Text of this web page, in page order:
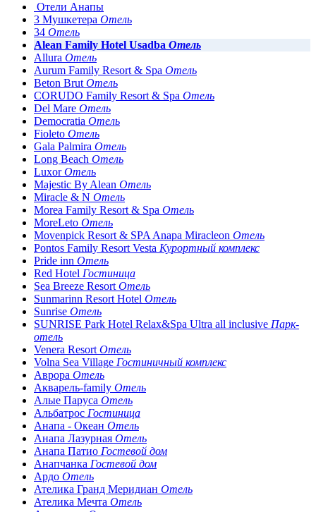
Отели Анапы
3 Мушкетера Отель
34 Отель
Alean Family Hotel Usadba Отель
Allura Отель
Aurum Family Resort & Spa Отель
Beton Brut Отель
CORUDO Family Resort & Spa Отель
Del Mare Отель
Democratia Отель
Fioleto Отель
Gala Palmira Отель
Long Beach Отель
LuxorОтель
Majestic By Alean Отель
Miracle & N Отель
Morea Family Resort & Spa Отель
MoreLeto Отель
Movenpick Resort & SPA Anapa Miracleon Отель
Pontos Family Resort Vesta Курортный комплекс
Pride inn Отель
Red Hotel Гостиница
Sea Breeze Resort Отель
Sunmarinn Resort Hotel Отель
Sunrise Отель
SUNRISE Park Hotel Relax&Spa Ultra all inclusive Парк-
отель
Venera Resort Отель
Volna Sea Village Гостиничный комплекс
Аврора Отель
Акварель-family Отель
Алые Паруса Отель
Альбатрос Гостиница
Анапа - Океан Отель
Анапа Лазурная Отель
Анапа Патио Гостевой дом
Анапчанка Гостевой дом
Ардо Отель
Ателика Гранд Меридиан Отель
Ателика Мечта Отель